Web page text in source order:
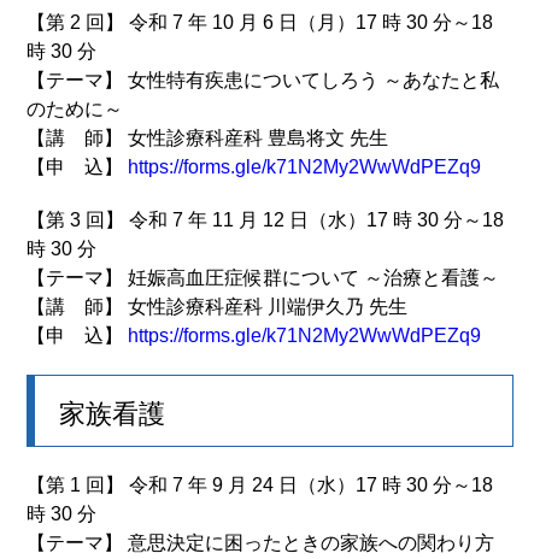
【第 2 回】 令和 7 年 10 月 6 日（月）17 時 30 分～18
時 30 分
【テーマ】 女性特有疾患についてしろう ～あなたと私
のために～
【講 師】 女性診療科産科 豊島将文 先生
【申 込】 https://forms.gle/k71N2My2WwWdPEZq9
【第 3 回】 令和 7 年 11 月 12 日（水）17 時 30 分～18
時 30 分
【テーマ】 妊娠高血圧症候群について ～治療と看護～
【講 師】 女性診療科産科 川端伊久乃 先生
【申 込】 https://forms.gle/k71N2My2WwWdPEZq9
家族看護
【第 1 回】 令和 7 年 9 月 24 日（水）17 時 30 分～18
時 30 分
【テーマ】 意思決定に困ったときの家族への関わり方